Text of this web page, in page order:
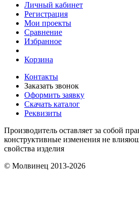
Личный кабинет
Регистрация
Мои проекты
Сравнение
Избранное
Корзина
Контакты
Заказать звонок
Оформить заявку
Скачать каталог
Реквизиты
Производитель оставляет за собой
конструктивные изменения не
свойства изделия
© Молвинец 2013-2026